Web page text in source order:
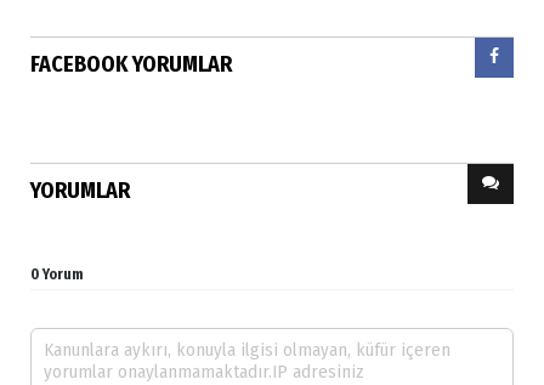
FACEBOOK YORUMLAR
YORUMLAR
0 Yorum